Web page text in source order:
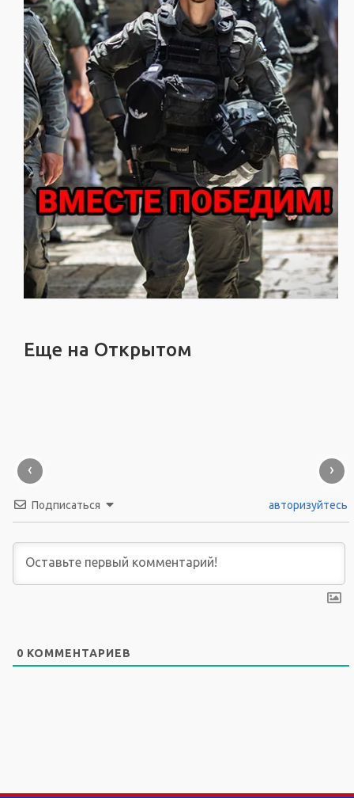
Еще на Открытом
‹ ›
Подписаться авторизуйтесь
0 КОММЕНТАРИЕВ